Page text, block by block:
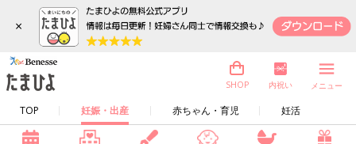
×
TOP 妊娠・出産 赤ちゃん・育児 妊活
SHOP 内祝い メニュー